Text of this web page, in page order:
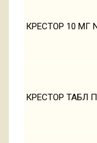
КРЕСТОР 10 МГ
КРЕСТОР ТАБЛ